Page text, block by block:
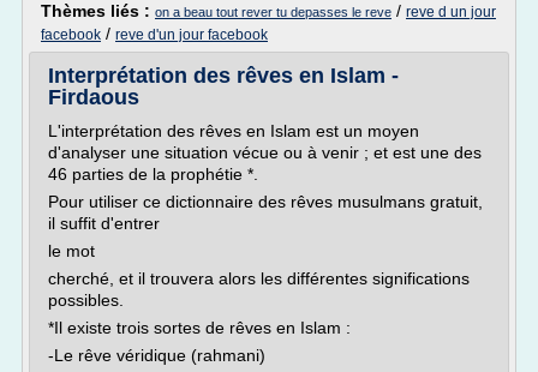
Thèmes liés : on a beau tout rever tu depasses le reve / reve d un jour
facebook / reve d'un jour facebook
Interprétation des rêves en Islam -
Firdaous
L'interprétation des rêves en Islam est un moyen
d'analyser une situation vécue ou à venir ; et est une des
46 parties de la prophétie *.
Pour utiliser ce dictionnaire des rêves musulmans gratuit,
il suffit d'entrer
le mot
cherché, et il trouvera alors les différentes significations
possibles.
*Il existe trois sortes de rêves en Islam :
-Le rêve véridique (rahmani)